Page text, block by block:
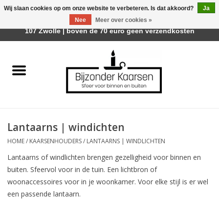
Räder Design Stories
Geurkaarsen
Tafelhaarden
Sfeer voor Buiten
Lantaarns | windichten
HOME/ KAARSENHOUDERS/ LANTAARNS | WINDLICHTEN
Lantaarns of windlichten brengen gezelligheid voor binnen en
buiten. Sfeervol voor in de tuin. Een lichtbron of
woonaccessoires voor in je woonkamer. Voor elke stijl is er wel
een passende lantaarn.
Wij slaan cookies op om onze website te verbeteren. Is dat akkoord?
Ja
Nee
Meer over cookies »
Afhalen is mogelijk bij Trotz Woon & Cadeau | Belvederelaan
107 Zwolle | boven de 70 euro geen verzendkosten